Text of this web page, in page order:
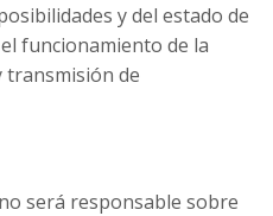
y del estado de
funcionamiento de la
transmisión de
no será responsable sobre